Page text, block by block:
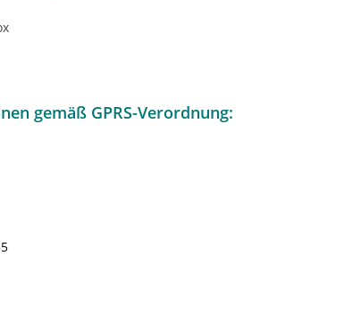
gemäß GPRS-Verordnung: